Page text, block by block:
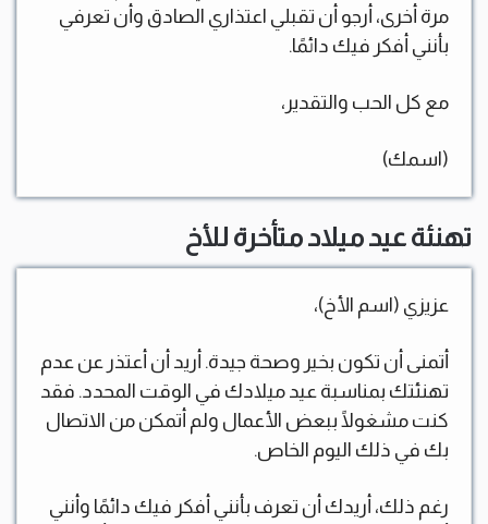
مرة أخرى، أرجو أن تقبلي اعتذاري الصادق وأن تعرفي
بأنني أفكر فيك دائمًا.
مع كل الحب والتقدير،
(اسمك)
تهنئة عيد ميلاد متأخرة للأخ
عزيزي (اسم الأخ)،
أتمنى أن تكون بخير وصحة جيدة. أريد أن أعتذر عن عدم
تهنئتك بمناسبة عيد ميلادك في الوقت المحدد. فقد
كنت مشغولًا ببعض الأعمال ولم أتمكن من الاتصال
بك في ذلك اليوم الخاص.
رغم ذلك، أريدك أن تعرف بأنني أفكر فيك دائمًا وأنني